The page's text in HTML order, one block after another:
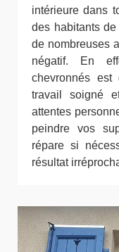
intérieure dans
des habitants
de nombreuses
négatif. En
chevronnés
travail soigné
attentes
peindre vos
répare si
résultat